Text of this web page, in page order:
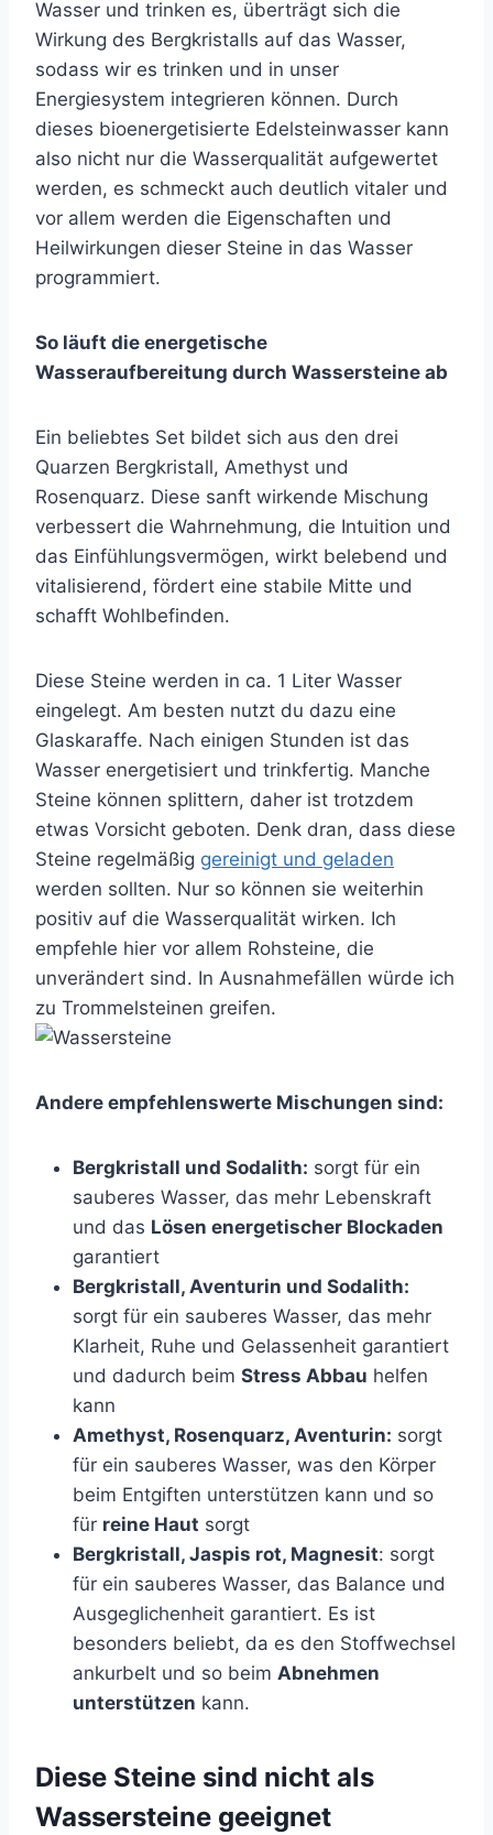
Wasser und trinken es, überträgt sich die
Wirkung des Bergkristalls auf das Wasser,
sodass wir es trinken und in unser
Energiesystem integrieren können. Durch
dieses bioenergetisierte Edelsteinwasser kann
also nicht nur die Wasserqualität aufgewertet
werden, es schmeckt auch deutlich vitaler und
vor allem werden die Eigenschaften und
Heilwirkungen dieser Steine in das Wasser
programmiert.
So läuft die energetische
Wasseraufbereitung durch Wassersteine ab
Ein beliebtes Set bildet sich aus den drei
Quarzen Bergkristall, Amethyst und
Rosenquarz. Diese sanft wirkende Mischung
verbessert die Wahrnehmung, die Intuition und
das Einfühlungsvermögen, wirkt belebend und
vitalisierend, fördert eine stabile Mitte und
schafft Wohlbefinden.
Diese Steine werden in ca. 1 Liter Wasser
eingelegt. Am besten nutzt du dazu eine
Glaskaraffe. Nach einigen Stunden ist das
Wasser energetisiert und trinkfertig. Manche
Steine können splittern, daher ist trotzdem
etwas Vorsicht geboten. Denk dran, dass diese
Steine regelmäßig gereinigt und geladen
werden sollten. Nur so können sie weiterhin
positiv auf die Wasserqualität wirken. Ich
empfehle hier vor allem Rohsteine, die
unverändert sind. In Ausnahmefällen würde ich
zu Trommelsteinen greifen.
Andere empfehlenswerte Mischungen sind:
Bergkristall und Sodalith: sorgt für ein
sauberes Wasser, das mehr Lebenskraft
und das Lösen energetischer Blockaden
garantiert
Bergkristall, Aventurin und Sodalith:
sorgt für ein sauberes Wasser, das mehr
Klarheit, Ruhe und Gelassenheit garantiert
und dadurch beim Stress Abbau helfen
kann
Amethyst, Rosenquarz, Aventurin: sorgt
für ein sauberes Wasser, was den Körper
beim Entgiften unterstützen kann und so
für reine Haut sorgt
Bergkristall, Jaspis rot, Magnesit: sorgt
für ein sauberes Wasser, das Balance und
Ausgeglichenheit garantiert. Es ist
besonders beliebt, da es den Stoffwechsel
ankurbelt und so beim Abnehmen
unterstützen kann.
Diese Steine sind nicht als
Wassersteine geeignet